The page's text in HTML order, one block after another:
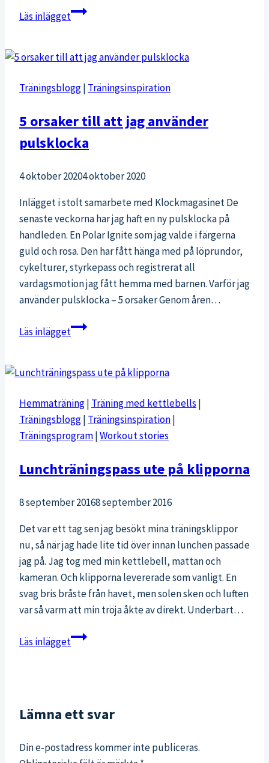
Läs inläggetVad
Träningsblogg| Träningsinspiration
5 orsaker till att jag använder
pulsklocka
4 oktober 20204 oktober 2020
Inlägget i stolt samarbete med Klockmagasinet De
senaste veckorna har jag haft en ny pulsklocka på
handleden. En Polar Ignite som jag valde i färgerna
guld och rosa. Den har fått hänga med på löprundor,
cykelturer, styrkepass och registrerat all
vardagsmotion jag fått hemma med barnen. Varför jag
använder pulsklocka – 5 orsaker Genom åren…
Läs inlägget5
att
använder
pulsklocka
Hemmaträning| Träning med kettlebells |
Träningsblogg| Träningsinspiration|
Träningsprogram|Workout stories
Lunchträningspass ute på klipporna
8 september 20168 september 2016
Det var ett tag sen jag besökt mina träningsklippor
nu, så när jag hade lite tid över innan lunchen passade
jag på. Jag tog med min kettlebell, mattan och
kameran. Och klipporna levererade som vanligt. En
svag bris bråste från havet, men solen sken och luften
var så varm att min tröja åkte av direkt. Underbart…
Läs inläggetLunchträningspass
Lämna ett svar
Din e-postadress kommer inte publiceras.